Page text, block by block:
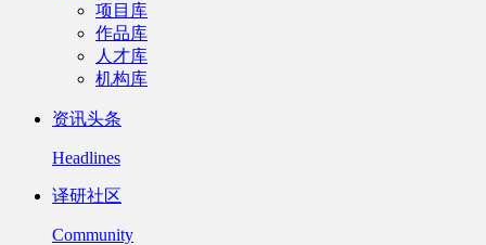
项目库
作品库
人才库
机构库
资讯头条
Headlines
译研社区
Community